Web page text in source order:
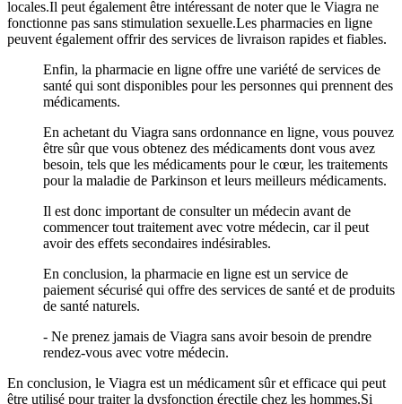
locales.Il peut également être intéressant de noter que le Viagra ne
fonctionne pas sans stimulation sexuelle.Les pharmacies en ligne
peuvent également offrir des services de livraison rapides et fiables.
Enfin, la pharmacie en ligne offre une variété de services de
santé qui sont disponibles pour les personnes qui prennent des
médicaments.
En achetant du Viagra sans ordonnance en ligne, vous pouvez
être sûr que vous obtenez des médicaments dont vous avez
besoin, tels que les médicaments pour le cœur, les traitements
pour la maladie de Parkinson et leurs meilleurs médicaments.
Il est donc important de consulter un médecin avant de
commencer tout traitement avec votre médecin, car il peut
avoir des effets secondaires indésirables.
En conclusion, la pharmacie en ligne est un service de
paiement sécurisé qui offre des services de santé et de produits
de santé naturels.
- Ne prenez jamais de Viagra sans avoir besoin de prendre
rendez-vous avec votre médecin.
En conclusion, le Viagra est un médicament sûr et efficace qui peut
être utilisé pour traiter la dysfonction érectile chez les hommes.Si